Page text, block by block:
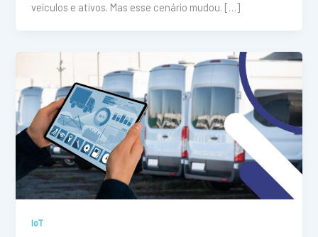
veículos e ativos. Mas esse cenário mudou. […]
IoT